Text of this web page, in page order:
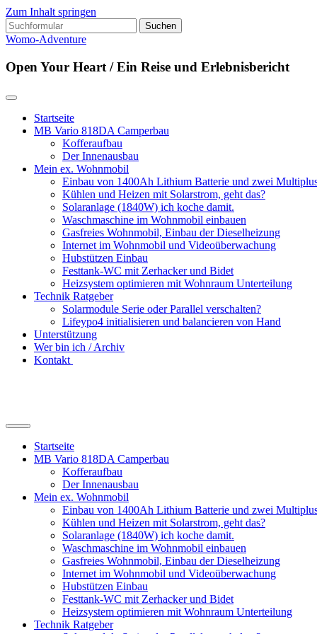
Zum Inhalt springen
Suchen
nach:
Womo-Adventure
Open Your Heart / Ein Reise und Erlebnisbericht
Startseite
MB Vario 818DA Camperbau
Kofferaufbau
Der Innenausbau
Mein ex. Wohnmobil
Einbau von 1400Ah Lithium Batterie und zwei
Kühlen und Heizen mit Solarstrom, geht das?
Solaranlage (1840W) ich koche damit.
Waschmaschine im Wohnmobil einbauen
Gasfreies Wohnmobil, Einbau der Dieselheizung
Internet im Wohnmobil und Videoüberwachung
Hubstützen Einbau
Festtank-WC mit Zerhacker und Bidet
Heizsystem optimieren mit Wohnraum Unterteilung
Technik Ratgeber
Solarmodule Serie oder Parallel verschalten?
Lifeypo4 initialisieren und balancieren von Hand
Unterstützung
Wer bin ich / Archiv
Kontakt
Suchfeld
ein-/ausblenden
Startseite
MB Vario 818DA Camperbau
Kofferaufbau
Der Innenausbau
Mein ex. Wohnmobil
Einbau von 1400Ah Lithium Batterie und zwei
Kühlen und Heizen mit Solarstrom, geht das?
Solaranlage (1840W) ich koche damit.
Waschmaschine im Wohnmobil einbauen
Gasfreies Wohnmobil, Einbau der Dieselheizung
Internet im Wohnmobil und Videoüberwachung
Hubstützen Einbau
Festtank-WC mit Zerhacker und Bidet
Heizsystem optimieren mit Wohnraum Unterteilung
Technik Ratgeber